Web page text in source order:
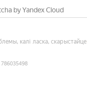
by Yandex Cloud
калі ласка, скарыстайце